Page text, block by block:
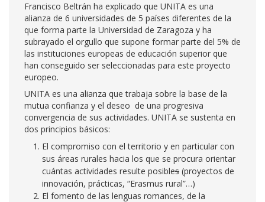
Francisco Beltrán ha explicado que UNITA es una
alianza de 6 universidades de 5 países diferentes de la
que forma parte la Universidad de Zaragoza y ha
subrayado el orgullo que supone formar parte del 5% de
las instituciones europeas de educación superior que
han conseguido ser seleccionadas para este proyecto
europeo.
UNITA es una alianza que trabaja sobre la base de la
mutua confianza y el deseo de una progresiva
convergencia de sus actividades. UNITA se sustenta en
dos principios básicos:
El compromiso con el territorio y en particular con
sus áreas rurales hacia los que se procura orientar
cuántas actividades resulte posibles (proyectos de
innovación, prácticas, “Erasmus rural”…)
El fomento de las lenguas romances, de la